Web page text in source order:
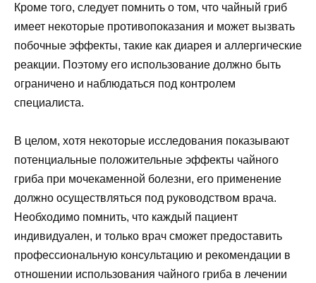
Кроме того, следует помнить о том, что чайный гриб
имеет некоторые противопоказания и может вызвать
побочные эффекты, такие как диарея и аллергические
реакции. Поэтому его использование должно быть
ограничено и наблюдаться под контролем
специалиста.
В целом, хотя некоторые исследования показывают
потенциальные положительные эффекты чайного
гриба при мочекаменной болезни, его применение
должно осуществляться под руководством врача.
Необходимо помнить, что каждый пациент
индивидуален, и только врач сможет предоставить
профессиональную консультацию и рекомендации в
отношении использования чайного гриба в лечении